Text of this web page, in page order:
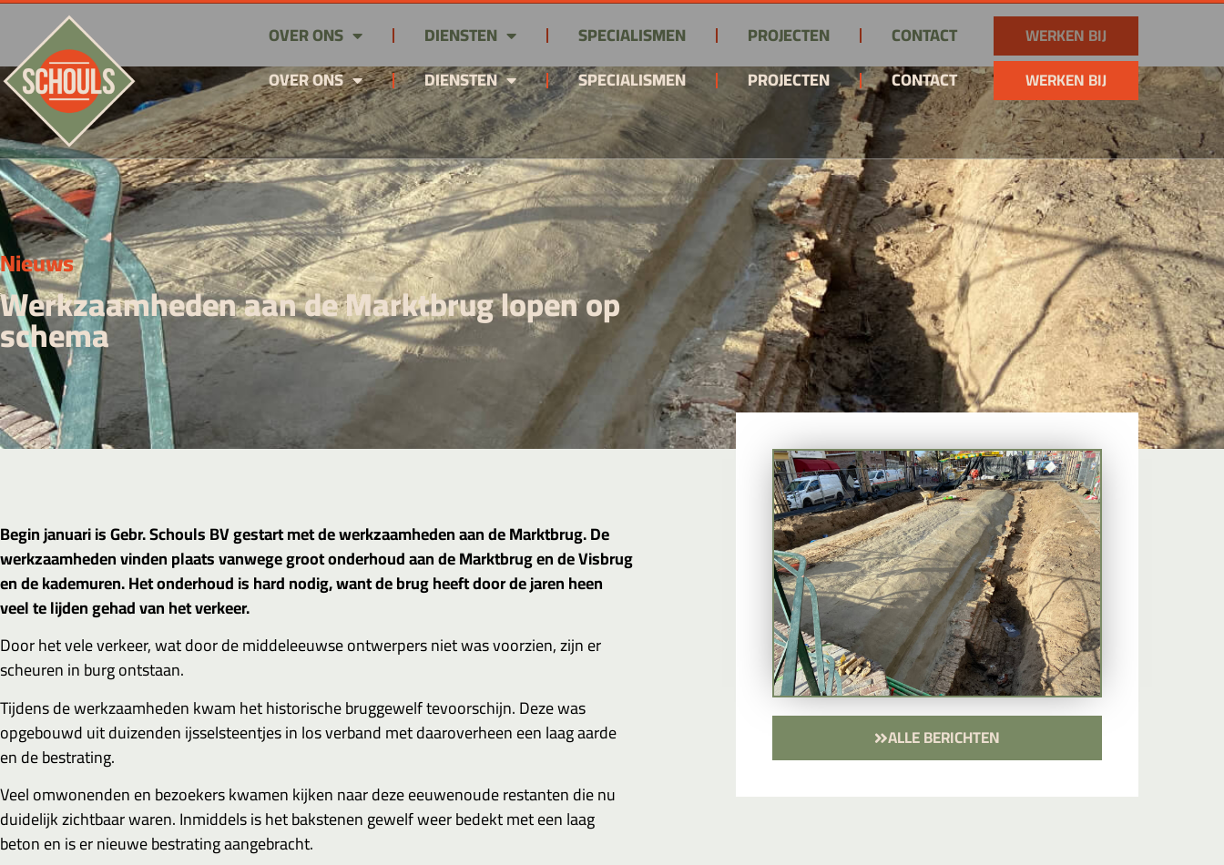
OVER ONS DIENSTEN SPECIALISMEN PROJECTEN CONTACT WERKEN BIJ
OVER ONS DIENSTEN SPECIALISMEN PROJECTEN CONTACT WERKEN BIJ
Nieuws
Werkzaamheden aan de Marktbrug lopen op
schema
Begin januari is Gebr. Schouls BV gestart met de werkzaamheden aan de Marktbrug. De
werkzaamheden vinden plaats vanwege groot onderhoud aan de Marktbrug en de Visbrug
en de kademuren. Het onderhoud is hard nodig, want de brug heeft door de jaren heen
veel te lijden gehad van het verkeer.
Door het vele verkeer, wat door de middeleeuwse ontwerpers niet was voorzien, zijn er
scheuren in burg ontstaan.
Tijdens de werkzaamheden kwam het historische bruggewelf tevoorschijn. Deze was
opgebouwd uit duizenden ijsselsteentjes in los verband met daaroverheen een laag aarde
en de bestrating.
Veel omwonenden en bezoekers kwamen kijken naar deze eeuwenoude restanten die nu
duidelijk zichtbaar waren. Inmiddels is het bakstenen gewelf weer bedekt met een laag
beton en is er nieuwe bestrating aangebracht.
ALLE BERICHTEN